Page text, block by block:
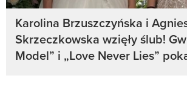
Karolina Brzuszczyńska i
Skrzeczkowska wzięły ślub!
Model” i „Love Never Lies”